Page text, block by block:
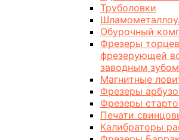
Труболовки
Обурочный
Фрезеры
фрезерующей
заводным зубом
Магнитные
Фрезеры
Фрезеры
Печати
Калибраторы